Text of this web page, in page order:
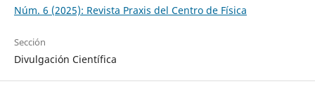
Núm. 6 (2025): Revista Praxis del Centro de Física
Sección
Divulgación Científica